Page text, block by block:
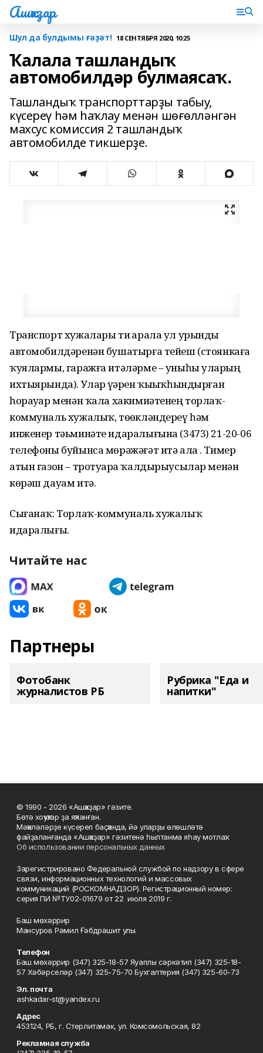
Ашҡаҙар
Шул да булдымы ғәҙәт! 18 СЕНТЯБРЯ 2020, 10:25
Ҡалала ташландыҡ
автомобилдәр булмаясаҡ.
Ташландыҡ транспорттарҙы табыу,
күсереү һәм һаҡлау менән шөғөлләнгән
махсус комиссия 2 ташландыҡ
автомобилде тикшерҙе.
Транспорт хужалары тиҙ арала ул урынды
автомобилдәренән бушатырға тейеш (стоянкаға
ҡуялармы, гаражға итәләрме – уныһы уларҙың
ихтыярында). Улар үҙҙәрен ҡыҙыҡһындырған
һорауҙар менән ҡала хакимиәтенең торлаҡ-
коммуналь хужалыҡ, төҙөкләндереү һәм
инженер тәьминәте идаралығына (3473) 21-20-06
телефоны буйынса мөрәжәғәт итә ала . Тимер
атын газон – тротуарҙа ҡалдырыусылар менән
көрәш дауам итә.
Сығанаҡ: Торлаҡ-коммуналь хужалыҡ
идаралығы.
Читайте нас
Партнеры
Фотобанк
журналистов РБ
Рубрика "Еда и
напитки"
© 1990 - 2026 «Ашҡаҙар» гәзите.
Бөтә хоҡуҡтар ҙа яҡланған.
Мәҡәләләрҙе күсереп баҫҡанда, йә уларҙы өлөшләтә
файҙаланғанда «Ашҡаҙар» гәзитенә һылтанма яһау мотлаҡ.
Об использовании персональных данных
Зарегистрировано Федеральной службой по надзору в сфере
связи, информационных технологий и массовых
коммуникаций (РОСКОМНАДЗОР). Регистрационный номер:
серия ПИ №ТУ02-01679 от 22 июля 2019 г.
Баш мөхәррир
Мансуров Рәмил Ғәбдрәшит улы.
Телефон
Баш мөхәррир (347) 325-18-57 Яуаплы сәркәтип (347) 325-18-
57 Хәбәрселәр (347) 325-75-70 Бухгалтерия (347) 325-60-73
Эл. почта
ashkadar-st@yandex.ru
Адрес
453124, РБ, г. Стерлитамак, ул. Комсомольская, 82
Рекламная служба